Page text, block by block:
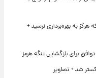
به بهره‌برداری نرسید +
برای بازگشایی تنگه هرمز